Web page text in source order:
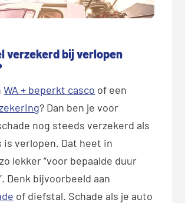
verzekerd bij verlopen
WA + beperkt casco of een
? Dan ben je voor
nog steeds verzekerd als
is verlopen. Dat heet in
lekker “voor bepaalde duur
Denk bijvoorbeeld aan
of diefstal. Schade als je auto